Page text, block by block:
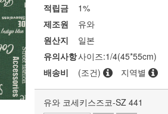
적립금
1%
제조원
유와
원산지
일본
유의사항사이즈:1/4(45*55cm)
배송비
(조건) 지역별
유와 코세키스즈코-SZ 441